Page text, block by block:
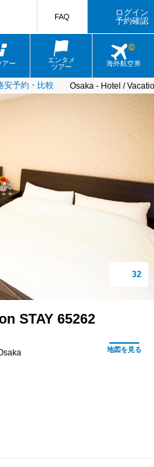
アー
エンタメ
ツアー
海外航空券
FAQ
ログイン
予約確認
安予約・比較 Osaka - Hotel /
STAY 65262